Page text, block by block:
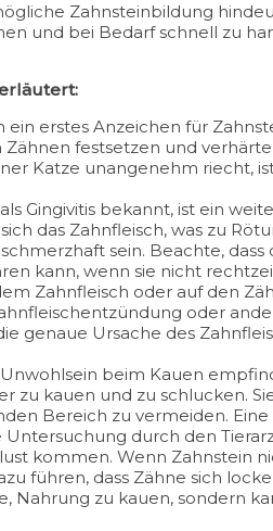
Zahnsteinbildung
und bei Bedarf schnell zu
erstes Anzeichen für
festsetzen und
Katze unangenehm riecht,
Gingivitis bekannt, ist ein
das Zahnfleisch, was zu
sein. Beachte, dass
kann, wenn sie nicht
Zahnfleisch oder auf den
oder
genaue Ursache des
beim Kauen
kauen und zu schlucken.
Bereich zu vermeiden.
durch den
kommen. Wenn Zahnstein
führen, dass Zähne sich
Nahrung zu kauen, sondern